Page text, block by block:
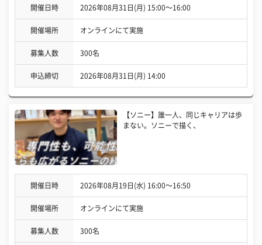
開催日時 2026年08月31日(月) 15:00〜16:00
開催場所 オンラインにて実施
募集人数 300名
申込締切 2026年08月31日(月) 14:00
【ソニー】誰一人、同じキャリアは歩
まない。ソニーで描く、
開催日時 2026年08月19日(水) 16:00〜16:50
開催場所 オンラインにて実施
募集人数 300名